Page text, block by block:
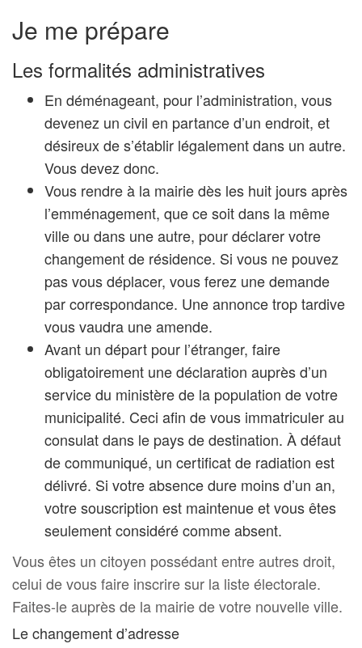
Je me prépare
Les formalités administratives
En déménageant, pour l’administration, vous
devenez un civil en partance d’un endroit, et
désireux de s’établir légalement dans un autre.
Vous devez donc.
Vous rendre à la mairie dès les huit jours après
l’emménagement, que ce soit dans la même
ville ou dans une autre, pour déclarer votre
changement de résidence. Si vous ne pouvez
pas vous déplacer, vous ferez une demande
par correspondance. Une annonce trop tardive
vous vaudra une amende.
Avant un départ pour l’étranger, faire
obligatoirement une déclaration auprès d’un
service du ministère de la population de votre
municipalité. Ceci afin de vous immatriculer au
consulat dans le pays de destination. À défaut
de communiqué, un certificat de radiation est
délivré. Si votre absence dure moins d’un an,
votre souscription est maintenue et vous êtes
seulement considéré comme absent.
Vous êtes un citoyen possédant entre autres droit,
celui de vous faire inscrire sur la liste électorale.
Faites-le auprès de la mairie de votre nouvelle ville.
Le changement d’adresse